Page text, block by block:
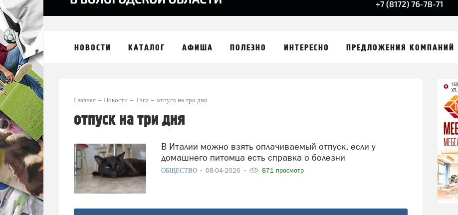
НОВОСТИ КАТАЛОГ АФИША ПОЛЕЗНО ИНТЕРЕСНО ПРЕДЛОЖЕНИЯ КОМПАНИЙ
Главная Новости Тэги отпуск на три дня
отпуск на три дня
В Италии можно взять оплачиваемый отпуск, если у
домашнего питомца есть справка о болезни
ОБЩЕСТВО 08-04-2026 871 просмотр